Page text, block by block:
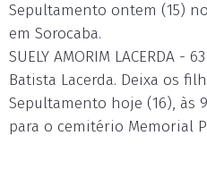
Sepultamento ontem (15)
em Sorocaba.
SUELY AMORIM LACERDA -
Batista Lacerda. Deixa os
Sepultamento hoje (16), às
para o cemitério Memorial